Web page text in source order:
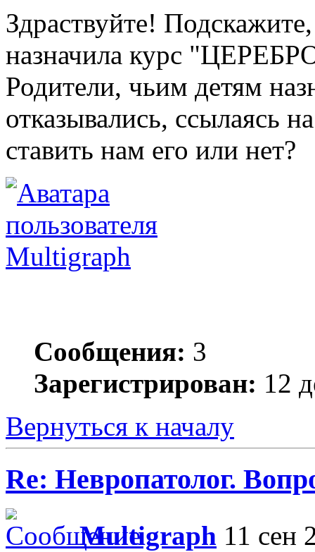
Здраствуйте!
назначила курс
Родители, чьим детям
отказывались, ссылаясь
ставить нам его или нет?
Multigraph
Сообщения: 3
Зарегистрирован: 12
Вернуться к началу
Re: Невропатолог.
Multigraph 11 сен